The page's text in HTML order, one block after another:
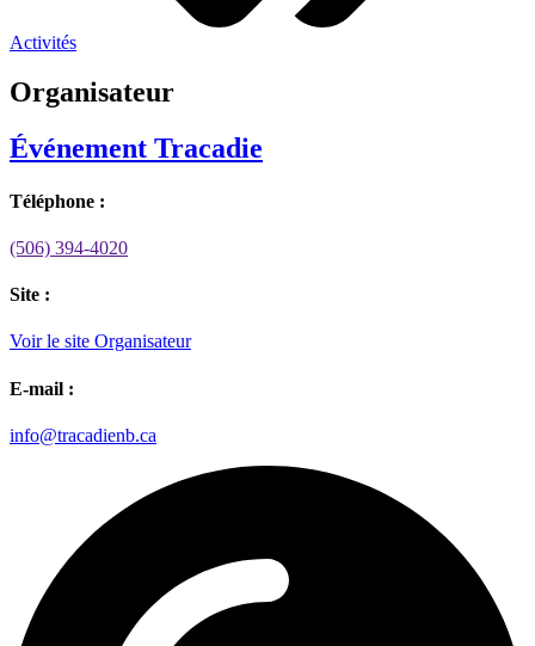
Activités
Organisateur
Événement Tracadie
Téléphone :
(506) 394-4020
Site :
Voir le site Organisateur
E-mail :
info@tracadienb.ca